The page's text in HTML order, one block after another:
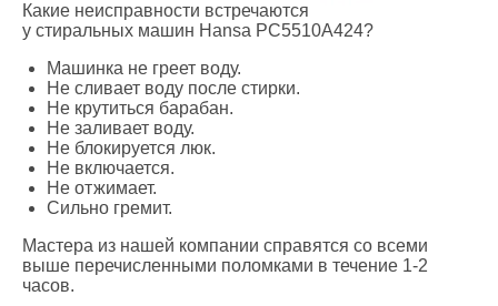
Какие неисправности встречаются
у стиральных машин Hansa PC5510A424?
Машинка не греет воду.
Не сливает воду после стирки.
Не крутиться барабан.
Не заливает воду.
Не блокируется люк.
Не включается.
Не отжимает.
Сильно гремит.
Мастера из нашей компании справятся со всеми
выше перечисленными поломками в течение 1-2
часов.